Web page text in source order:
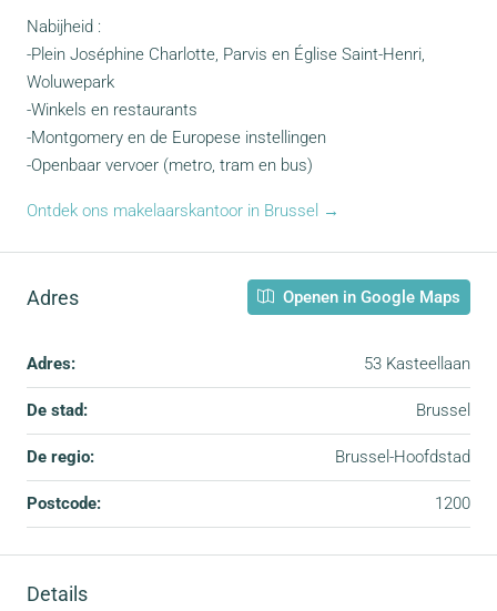
Nabijheid :
-Plein Joséphine Charlotte, Parvis en Église Saint-Henri,
Woluwepark
-Winkels en restaurants
-Montgomery en de Europese instellingen
-Openbaar vervoer (metro, tram en bus)
Ontdek ons makelaarskantoor in Brussel →
Adres Openen in Google Maps
Adres: 53 Kasteellaan
De stad: Brussel
De regio: Brussel-Hoofdstad
Postcode: 1200
Details